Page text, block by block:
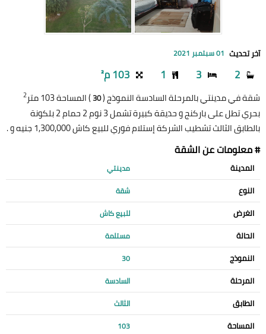
آخر تحديث 01 سبتمبر 2021
2
3
1 103 م²
شقة في مدينتي بالمرحلة السادسة النموذج (30) المساحة 103 متر 2
بحري تطل على باركنج و حديقة كبيرة تشمل 3 نوم 2 حمام 2 بلكونة
بالطابق الثالث تشطيب الشركة إستلام فوري للبيع كاش 1,300,000 جنيه و .
# معلومات عن الشقة
المدينة مدينتي
النوع شقة
الغرض للبيع كاش
الحالة مستلمة
النموذج 30
المرحلة السادسة
الطابق الثالث
المساحة 103